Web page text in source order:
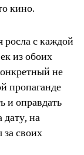
кино.
росла с каждой
из обоих
не
пропаганде
и оправдать
дату, на
своих